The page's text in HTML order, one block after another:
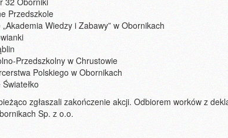
Przedszkole
Wiedzy i Zabawy” w Obornikach
Przedszkolny w Chrustowie
Polskiego w Obornikach
zgłaszali zakoń­czenie akcji. Odbiorem worków z
Sp. z o.o.